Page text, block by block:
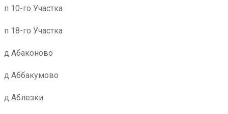
п 10-го Участка
п 18-го Участка
д Абаконово
д Аббакумово
д Аблезки